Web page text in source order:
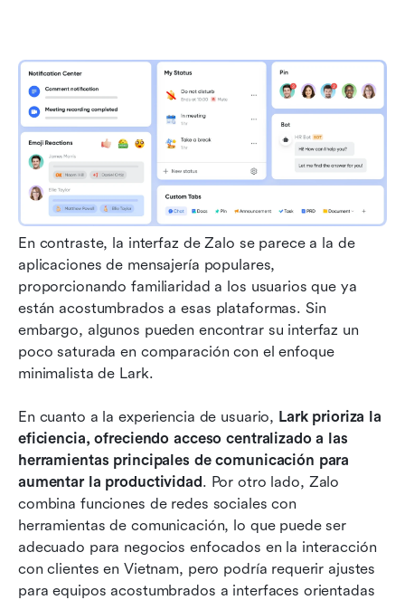
En contraste, la interfaz de Zalo se parece a la de
aplicaciones de mensajería populares,
proporcionando familiaridad a los usuarios que ya
están acostumbrados a esas plataformas. Sin
embargo, algunos pueden encontrar su interfaz un
poco saturada en comparación con el enfoque
minimalista de Lark.
En cuanto a la experiencia de usuario, Lark prioriza la
eficiencia, ofreciendo acceso centralizado a las
herramientas principales de comunicación para
aumentar la productividad. Por otro lado, Zalo
combina funciones de redes sociales con
herramientas de comunicación, lo que puede ser
adecuado para negocios enfocados en la interacción
con clientes en Vietnam, pero podría requerir ajustes
para equipos acostumbrados a interfaces orientadas